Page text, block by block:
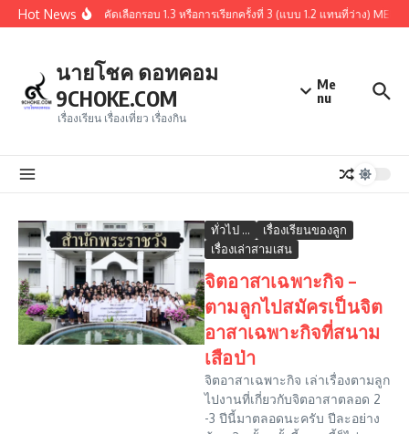
Skip to content
Hot News
สรุปผู้ผ่านการคัดเลือกรอบ 1.3 หรือการเรียกครั้งที่ 3 (แบบ 1.2 แทนที่ว่าง)
นายโชค ดอทคอม
9CHOKE.COM
เรื่องเรียน เรื่องเที่ยว เรื่องกิน
Me
nu
ทั่วไป ...
เรื่องเรียนของลูก
เรื่องเล่าสามเสน
จิตอาสาเฉพาะกิจ –
ตามลูกไปสมัครเป็นจิต
อาสาเฉพาะกิจที่สนาม
เสือป่า
จิตอาสาเฉพาะกิจ เล่าเรื่องตามลูก
ไปงานที่เกี่ยวกับจิตอาสาตลอด 2
-3 ปีนี้มาตลอดนะครับ ปีละอย่าง